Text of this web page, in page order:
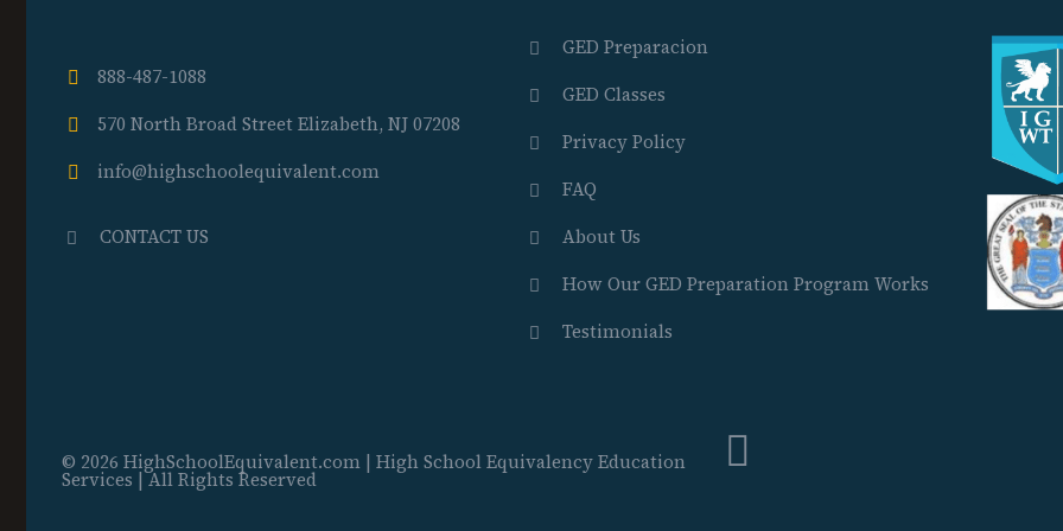
888-487-1088
570 North Broad Street Elizabeth, NJ 07208
info@highschoolequivalent.com
CONTACT US
GED Preparacion
GED Classes
Privacy Policy
FAQ
About Us
How Our GED Preparation Program Works
Testimonials
© 2026 HighSchoolEquivalent.com | High School Equivalency Education
Services | All Rights Reserved